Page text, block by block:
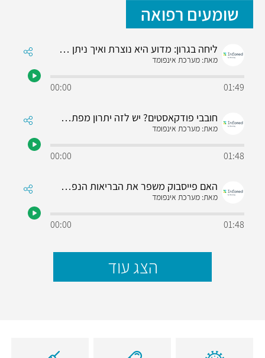
שומעים רפואה
ליחה בגרון: מדוע היא נוצרת ואיך ניתן להיפטר ממנה?
מאת: מערכת אינפומד
00:00 01:49
חובבי פודקאסטים? יש לזה יתרון מפתיע למוח שלכם
מאת: מערכת אינפומד
00:00 01:48
האם פייסבוק משפר את הבריאות הנפשית של מבוגרים?
מאת: מערכת אינפומד
00:00 01:48
הצג עוד